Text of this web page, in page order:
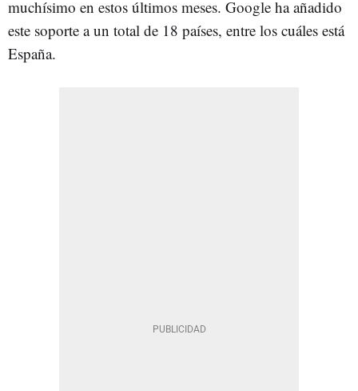
muchísimo en estos últimos meses. Google ha añadido
este soporte a un total de 18 países, entre los cuáles está
España.